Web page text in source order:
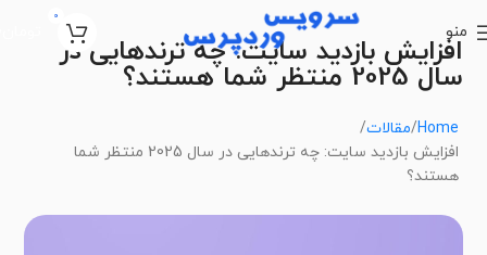
منو
0
افزایش بازدید سایت: چه ترندهایی در
سال 2025 منتظر شما هستند؟
Home مقالات
افزایش بازدید سایت: چه ترندهایی در سال 2025 منتظر شما
هستند؟